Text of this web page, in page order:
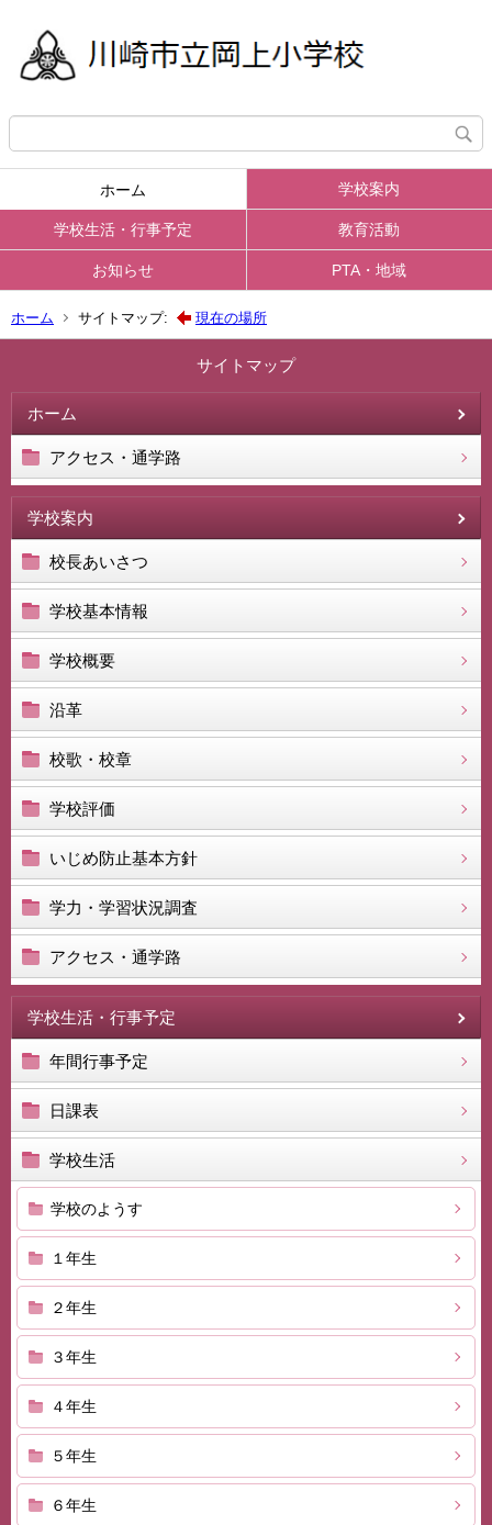
ホーム 学校案内
学校生活・行事予定 教育活動
お知らせ PTA・地域
ホーム サイトマップ: 現在の場所
サイトマップ
ホーム
アクセス・通学路
学校案内
校長あいさつ
学校基本情報
学校概要
沿革
校歌・校章
学校評価
いじめ防止基本方針
学力・学習状況調査
アクセス・通学路
学校生活・行事予定
年間行事予定
日課表
学校生活
学校のようす
１年生
２年生
３年生
４年生
５年生
６年生